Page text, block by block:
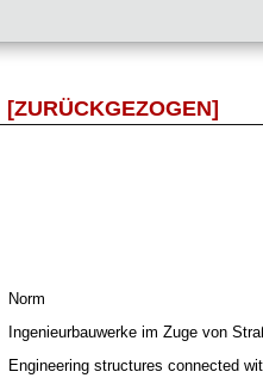
[ZURÜCKGEZOGEN]
Norm
Ingenieurbauwerke im Zuge von
Engineering structures connected